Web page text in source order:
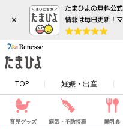
×
TOP 妊娠・出産
育児グッズ 病気・予防接種 離乳食